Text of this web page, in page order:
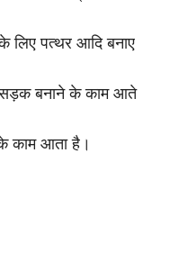
के लिए पत्थर आदि बनाए
सड़क बनाने के काम आते
काम आता है।